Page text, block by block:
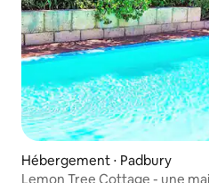
Hébergement ⋅ Padbury
Lemon Tree Cottage - une